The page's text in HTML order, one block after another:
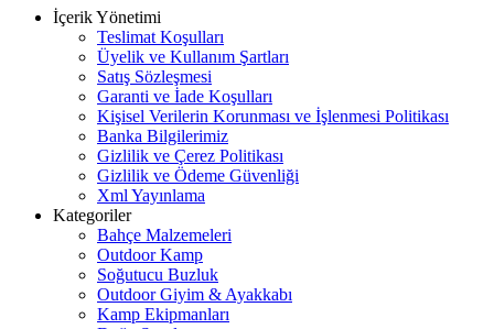
İçerik Yönetimi
Teslimat Koşulları
Üyelik ve Kullanım Şartları
Satış Sözleşmesi
Garanti ve İade Koşulları
Kişisel Verilerin Korunması ve İşlenmesi Politikası
Banka Bilgilerimiz
Gizlilik ve Çerez Politikası
Gizlilik ve Ödeme Güvenliği
Xml Yayınlama
Kategoriler
Bahçe Malzemeleri
Outdoor Kamp
Soğutucu Buzluk
Outdoor Giyim & Ayakkabı
Kamp Ekipmanları